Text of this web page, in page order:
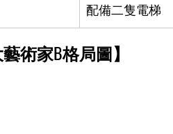
配備二隻電梯